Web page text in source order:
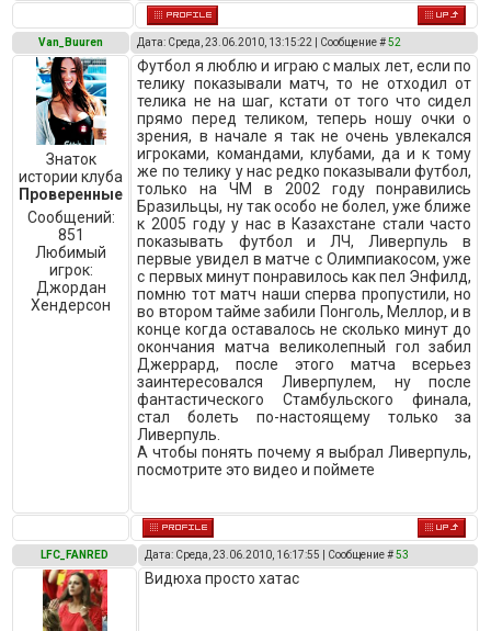
Van_Buuren Дата: Среда, 23.06.2010, 13:15:22 | Сообщение #52
Знаток
истории клуба
Проверенные
Сообщений:
851
Любимый
игрок:
Джордан
Хендерсон
Футбол я люблю и играю с малых лет, если по
телику показывали матч, то не отходил от
телика не на шаг, кстати от того что сидел
прямо перед теликом, теперь ношу очки о
зрения, в начале я так не очень увлекался
игроками, командами, клубами, да и к тому
же по телику у нас редко показывали футбол,
только на ЧМ в 2002 году понравились
Бразильцы, ну так особо не болел, уже ближе
к 2005 году у нас в Казахстане стали часто
показывать футбол и ЛЧ, Ливерпуль в
первые увидел в матче с Олимпиакосом, уже
с первых минут понравилось как пел Энфилд,
помню тот матч наши сперва пропустили, но
во втором тайме забили Понголь, Меллор, и в
конце когда оставалось не сколько минут до
окончания матча великолепный гол забил
Джеррард, после этого матча всерьез
заинтересовался Ливерпулем, ну после
фантастического Стамбульского финала,
стал болеть по-настоящему только за
Ливерпуль.
А чтобы понять почему я выбрал Ливерпуль,
посмотрите это видео и поймете
LFC_FANRED Дата: Среда, 23.06.2010, 16:17:55 | Сообщение #53
Видюха просто хатас